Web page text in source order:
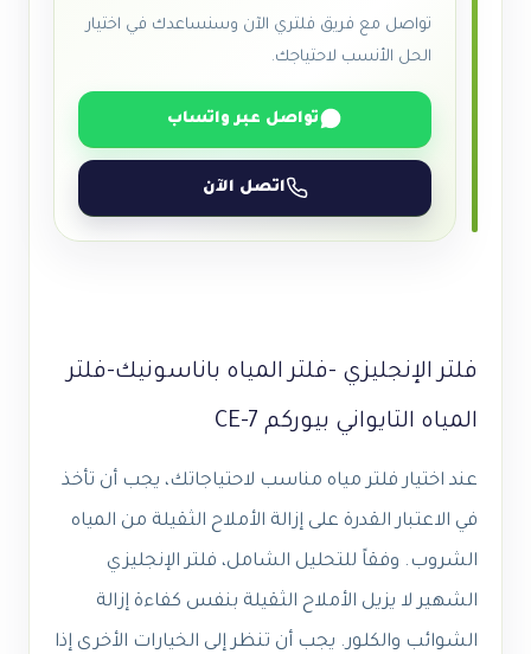
تواصل مع فريق فلتري الآن وسنساعدك في اختيار
الحل الأنسب لاحتياجك.
تواصل عبر واتساب
اتصل الآن
فلتر الإنجليزي -فلتر المياه باناسونيك-فلتر
المياه التايواني بيوركم CE-7
عند اختيار فلتر مياه مناسب لاحتياجاتك، يجب أن تأخذ
في الاعتبار القدرة على إزالة الأملاح الثقيلة من المياه
الشروب. وفقاً للتحليل الشامل، فلتر الإنجليزي
الشهير لا يزيل الأملاح الثقيلة بنفس كفاءة إزالة
الشوائب والكلور. يجب أن تنظر إلى الخيارات الأخرى إذا